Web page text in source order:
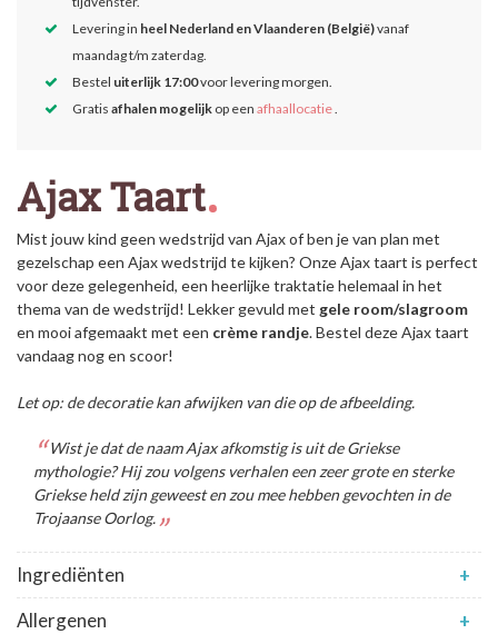
Levering in heel Nederland en Vlaanderen (België)vanaf
maandag t/m zaterdag.
Bestel uiterlijk 17:00voor levering morgen.
Gratis afhalen mogelijk op een afhaallocatie.
Ajax Taart
Mist jouw kind geen wedstrijd van Ajaxof ben je van plan met
gezelschap een Ajax wedstrijd te kijken? Onze Ajaxtaart is perfect
voor deze gelegenheid, een heerlijke traktatie helemaal in het
thema van de wedstrijd! Lekker gevuld met gele room/slagroom
en mooi afgemaakt met een crème randje. Bestel deze Ajax taart
vandaag nog en scoor!
Let op: de decoratie kan afwijken van die op de afbeelding.
Ingrediënten
+
Allergenen
+
Wist je dat de naam Ajax afkomstig is uit de Griekse
mythologie? Hij zou volgens verhalen een zeer grote en sterke
Griekse held zijn geweest en zou mee hebben gevochten in de
Trojaanse Oorlog.